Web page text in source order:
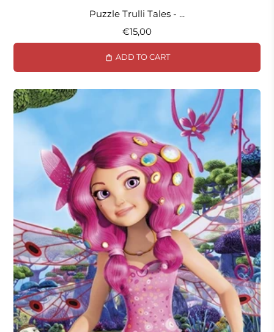
Puzzle Trulli Tales - ...
€15,00
ADD TO CART